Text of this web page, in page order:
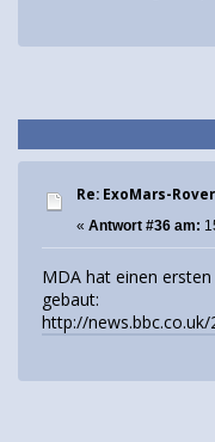
Re: ExoMars-
« Antwort #36 am:
MDA hat einen
gebaut:
http://